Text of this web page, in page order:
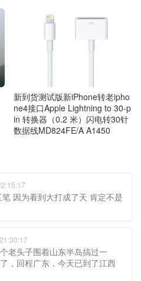
新到货测试版新iPhone转老ipho
ne4接口Apple Lightning to 30-p
in 转换器（0.2 米）闪电转30针
数据线MD824FE/A A1450
因为看到大打成了天 肯定不是
老头子围着山东半岛搞过一
，回程广东，今天已到了江西